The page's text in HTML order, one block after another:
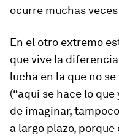
ocurre muchas
En el otro extremo
que vive la
lucha en la que no
(“aquí se hace lo que
de imaginar,
a largo plazo,